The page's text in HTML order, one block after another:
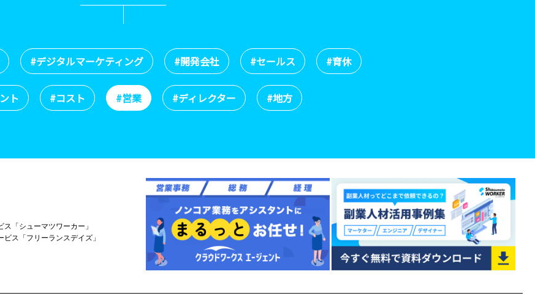
#デジタルマーケティング #開発会社 #セールス #育休
ト #コスト #営業 #ディレクター #地方
「シューマツワーカー」
ス「フリーランスデイズ」